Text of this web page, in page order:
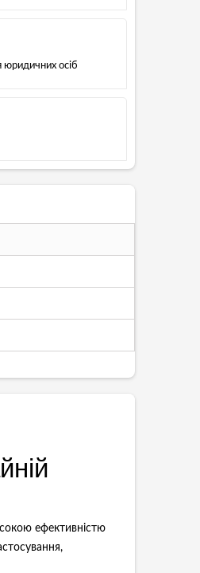
юридичних осіб
ефективністю